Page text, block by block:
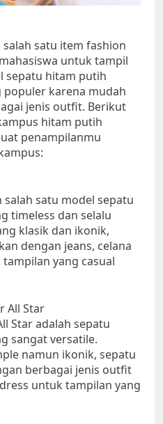
satu item fashion
untuk tampil
sepatu hitam putih
karena mudah
jenis outfit. Berikut
hitam putih
penampilanmu
satu model sepatu
timeless dan selalu
klasik dan ikonik,
dengan jeans, celana
yang casual
All Star
Star adalah sepatu
sangat versatile.
namun ikonik, sepatu
berbagai jenis outfit
untuk tampilan yang